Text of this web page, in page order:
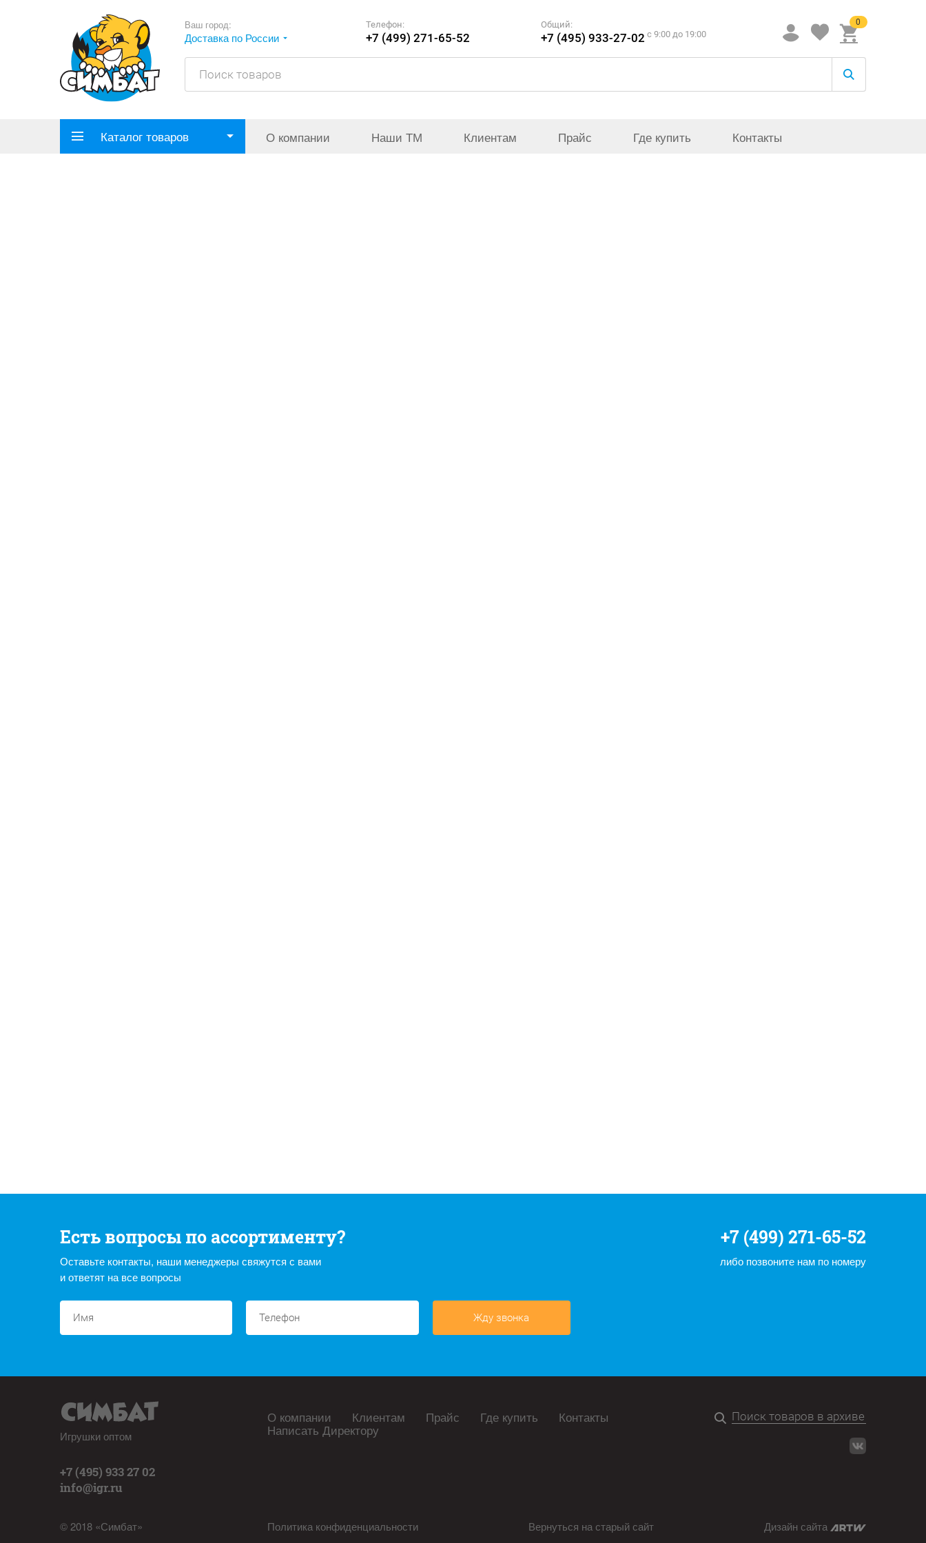
Ваш город:
Доставка по России
Телефон:
+7 (499) 271-65-52
Общий:
+7 (495) 933-27-02 c 9:00 до 19:00
0
Каталог товаров О компании Наши ТМ Клиентам Прайс Где купить Контакты
Есть вопросы по ассортименту?
Оставьте контакты, наши менеджеры свяжутся с вами
и ответят на все вопросы
+7 (499) 271-65-52
либо позвоните нам по номеру
Жду звонка
Игрушки оптом
+7 (495) 933 27 02
info@igr.ru
© 2018 «Симбат»
О компании Клиентам Прайс Где купить Контакты
Написать Директору
Политика конфиденциальности Вернуться на старый сайт Дизайн сайта